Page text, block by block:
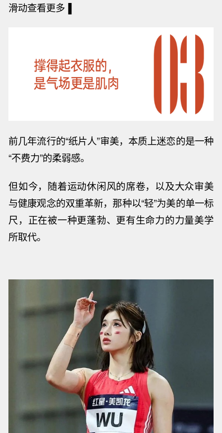
滑动查看更多 ▐
前几年流行的“纸片人”审美，本质上迷恋的是一种
“不费力”的柔弱感。
但如今，随着运动休闲风的席卷，以及大众审美
与健康观念的双重革新，那种以“轻”为美的单一标
尺，正在被一种更蓬勃、更有生命力的力量美学
所取代。